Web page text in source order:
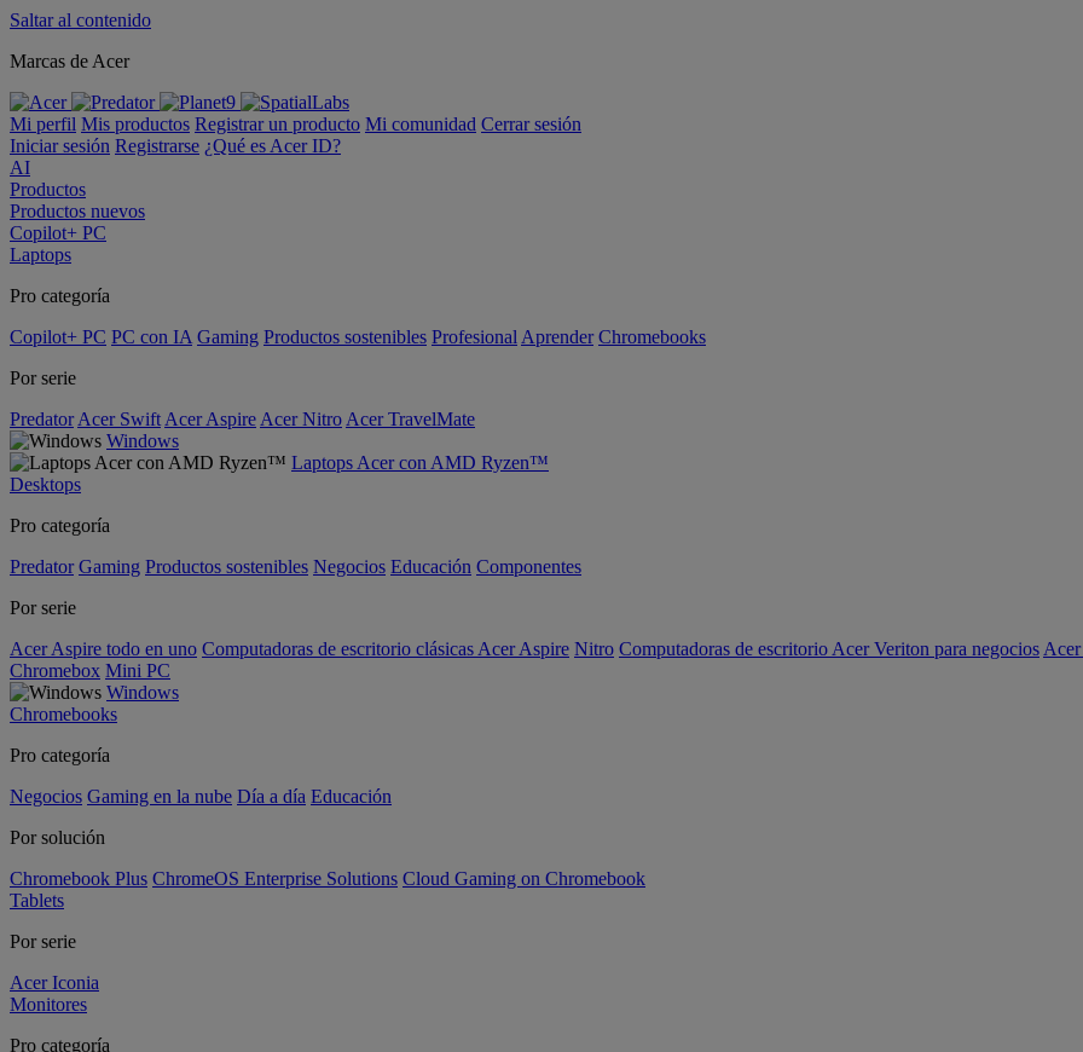
Saltar al contenido
Marcas de Acer
Mi perfil Mis productos Registrar un producto Mi comunidad Cerrar sesión
Iniciar sesión Registrarse ¿Qué es Acer ID?
AI
Productos
Productos nuevos
Copilot+ PC
Laptops
Pro categoría
Copilot+ PC PC con IA Gaming Productos sostenibles Profesional Aprender Chromebooks
Por serie
Predator Acer Swift Acer Aspire Acer Nitro Acer TravelMate
Windows
Laptops Acer con AMD Ryzen™
Desktops
Pro categoría
Predator Gaming Productos sostenibles Negocios Educación Componentes
Por serie
Acer Aspire todo en uno Computadoras de escritorio clásicas Acer Aspire Nitro Computadoras de escritorio Acer Veriton para negocios
Chromebox Mini PC
Windows
Chromebooks
Pro categoría
Negocios Gaming en la nube Día a día Educación
Por solución
Chromebook Plus ChromeOS Enterprise Solutions Cloud Gaming on Chromebook
Tablets
Por serie
Acer Iconia
Monitores
Pro categoría